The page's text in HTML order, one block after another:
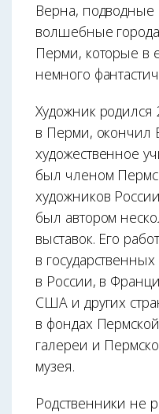
Верна, подводные
волшебные
Перми, которые в
немного
Художник родился
в Перми, окончил
художественное
был членом
художников
был автором
выставок. Его
в
в России, в
США и других
в фондах
галереи и
музея.
Родственники не